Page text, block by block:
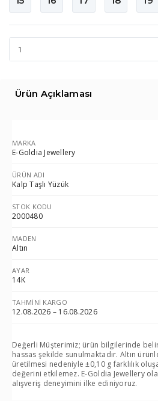
Ürün Açıklaması
MARKA
E-Goldia Jewellery
ÜRÜN ADI
Kalp Taşlı Yüzük
STOK KODU
2000480
MADEN
Altın
AYAR
14K
TAHMINI KARGO
12.08.2026 – 16.08.2026
Değerli Müşterimiz; ürün bilgilerinde
hassas şekilde sunulmaktadır. Altın
üretilmesi nedeniyle ±0,10 g farklılık
değerini etkilemez. E-Goldia Jewellery
alışveriş deneyimini ilke ediniyoruz.